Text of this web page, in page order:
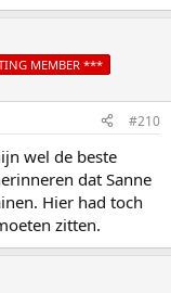
MEMBER ***
#210
wel de beste
dat Sanne
Hier had toch
zitten.